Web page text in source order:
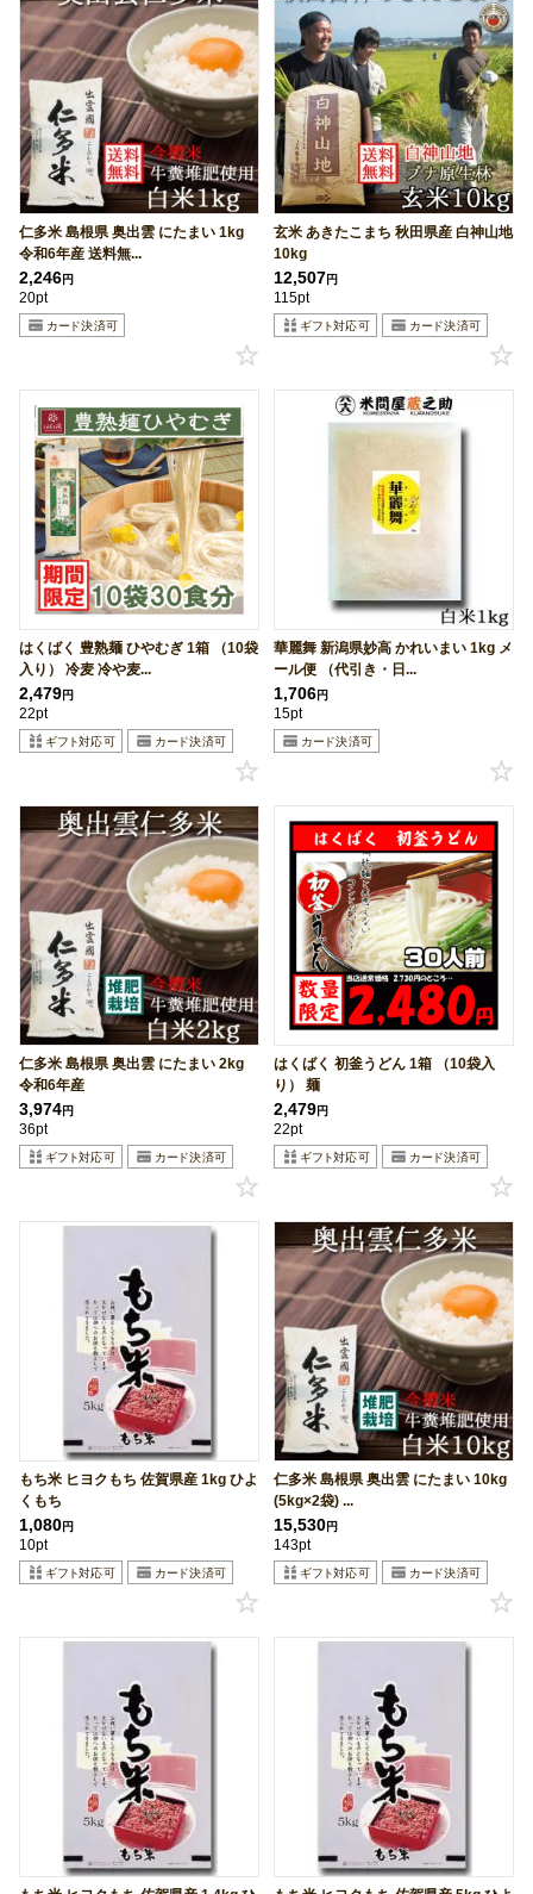
仁多米 島根県 奥出雲 にたまい 1kg
令和6年産 送料無...
2,246円
20pt
玄米 あきたこまち 秋田県産 白神山地
10kg
12,507円
115pt
はくばく 豊熟麺 ひやむぎ 1箱 （10袋
入り） 冷麦 冷や麦...
2,479円
22pt
華麗舞 新潟県妙高 かれいまい 1kg メ
ール便 （代引き・日...
1,706円
15pt
仁多米 島根県 奥出雲 にたまい 2kg
令和6年産
3,974円
36pt
はくばく 初釜うどん 1箱 （10袋入
り） 麺
2,479円
22pt
もち米 ヒヨクもち 佐賀県産 1kg ひよ
くもち
1,080円
10pt
仁多米 島根県 奥出雲 にたまい 10kg
(5kg×2袋) ...
15,530円
143pt